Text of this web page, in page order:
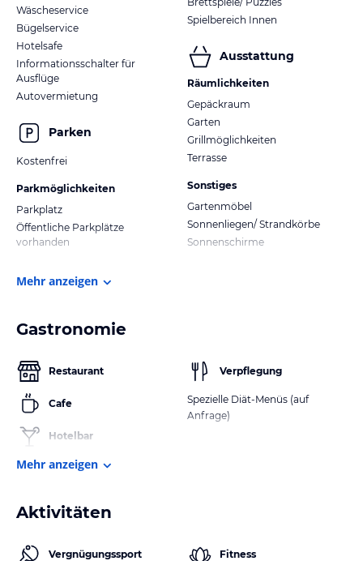
Wäscheservice
Bügelservice
Hotelsafe
Informationsschalter für
Ausflüge
Autovermietung
Parken
Kostenfrei
Parkmöglichkeiten
Parkplatz
Öffentliche Parkplätze
vorhanden
Spielbereich Innen
Ausstattung
Räumlichkeiten
Gepäckraum
Garten
Grillmöglichkeiten
Terrasse
Sonstiges
Gartenmöbel
Sonnenliegen/ Strandkörbe
Sonnenschirme
Mehr anzeigen
Gastronomie
Restaurant
Cafe
Hotelbar
Verpflegung
Spezielle Diät-Menüs (auf
Anfrage)
Mehr anzeigen
Aktivitäten
Vergnügungssport Fitness